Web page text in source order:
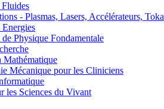
- Plasmas, Lasers, Accélérateurs,
Physique Fondamentale
pour les Cliniciens
Sciences du Vivant